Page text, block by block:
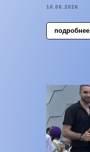
10.06.2026
подробнее